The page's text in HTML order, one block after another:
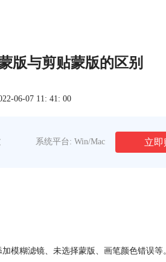
版与剪贴蒙版的区别
06-07 11: 41: 00
系统平台: Win/Mac
立即
模糊滤镜、未选择蒙版、画笔颜色错误等